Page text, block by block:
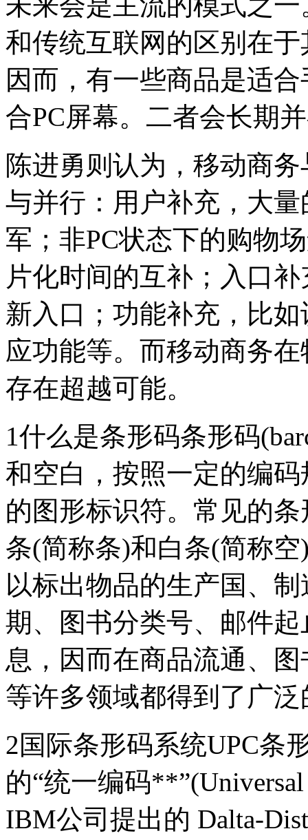
和传统互联网的区别在
因而，有一些商品是适
合PC屏幕。二者会长期
陈进勇则认为，移动商
与并行：用户补充，大
军；非PC状态下的购物
片化时间的互补；入口
新入口；功能补充，比
应功能等。而移动商务
存在超越可能。
1什么是条形码条形码
和空白，按照一定的编
的图形标识符。常见的
条(简称条)和白条(简称
以标出物品的生产国、
期、图书分类号、邮件
息，因而在商品流通、
等许多领域都得到了广
2国际条形码系统UPC条
的“统一编码
IBM公司提出的 Dalta-